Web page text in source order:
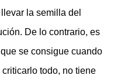
la semilla del
De lo contrario, es
se consigue cuando
todo, no tiene